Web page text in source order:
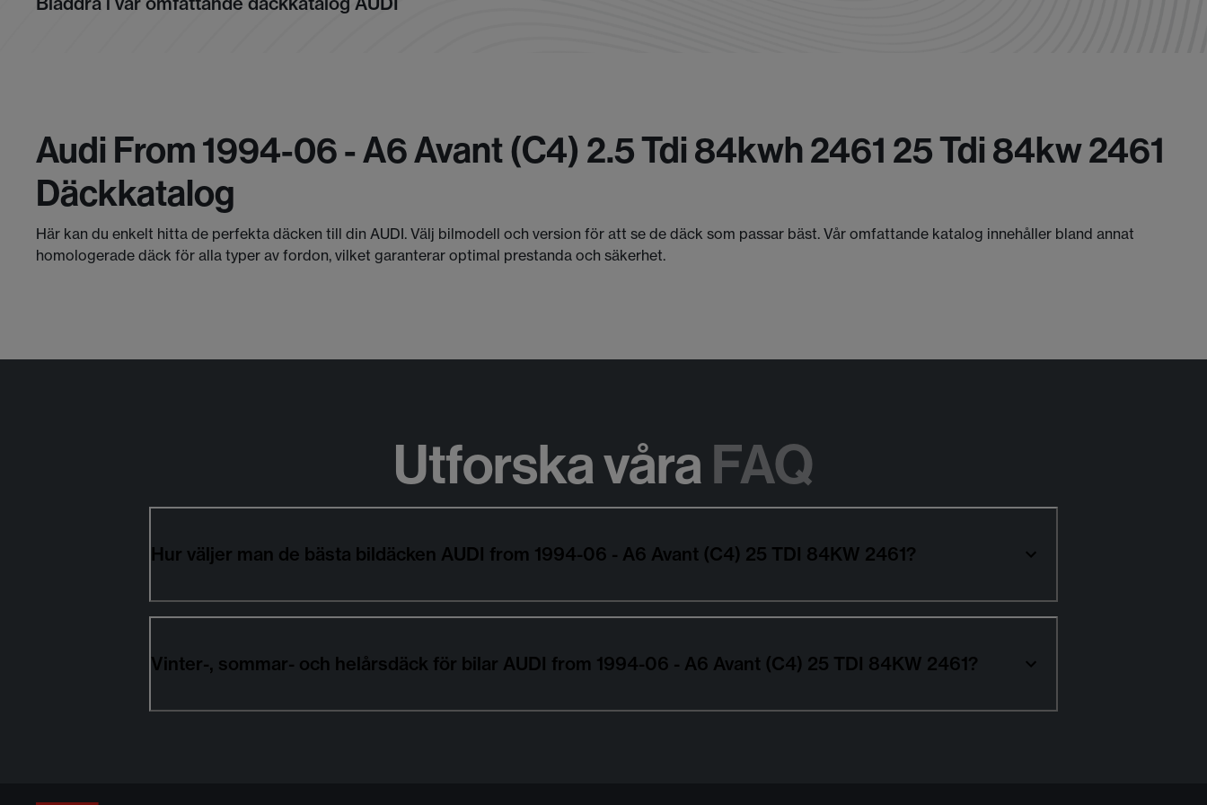
Audi From 1994-06 - A6 Avant (c4) 2.5 Tdi 84kwh 2461 25 Tdi 84kw 2461
Däckkatalog
Här kan du enkelt hitta de perfekta däcken till din AUDI. Välj bilmodell och version för att se de däck som passar bäst. Vår omfattande katalog innehåller bland annat
homologerade däck för alla typer av fordon, vilket garanterar optimal prestanda och säkerhet.
Utforska våraFAQ
Hur väljer man de bästa bildäcken AUDI from 1994-06 - A6 Avant (C4) 25 TDI 84KW 2461?
Vinter-, sommar- och helårsdäck för bilar AUDI from 1994-06 - A6 Avant (C4) 25 TDI 84KW 2461?